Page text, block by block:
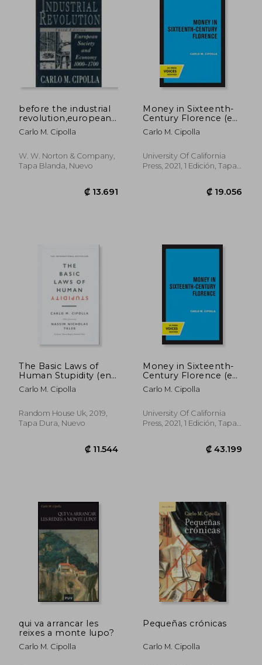
before the industrial
revolution,european
society and economy,
1000-1700 (en Inglés)
Carlo M. Cipolla
W. W. Norton & Company,
Tapa Blanda, Nuevo
Money in Sixteenth-
Century Florence (en
Inglés)
Carlo M. Cipolla
University Of California
Press, 2021, 1 Edición, Tapa
The Basic Laws of
Human Stupidity (en
Inglés)
Carlo M. Cipolla
Random House Uk, 2019,
Tapa Dura, Nuevo
Money in Sixteenth-
Century Florence (en
Inglés)
Carlo M. Cipolla
University Of California
Press, 2021, 1 Edición, Tapa
qui va arrancar les
reixes a monte lupo?
Carlo M. Cipolla
Pequeñas crónicas
Carlo M. Cipolla